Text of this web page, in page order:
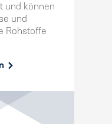
und können
und
Rohstoffe